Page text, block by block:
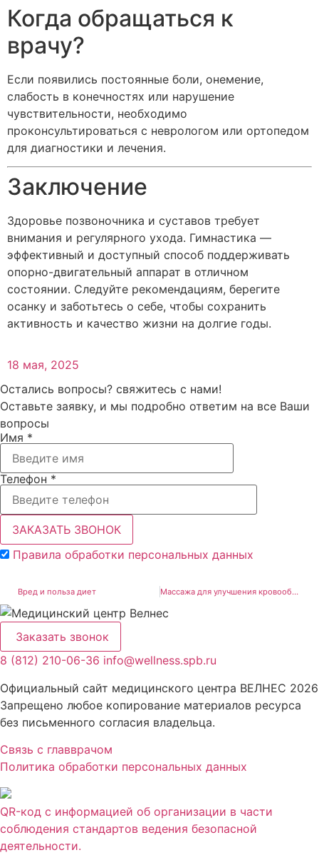
Когда обращаться к
врачу?
Если появились постоянные боли, онемение,
слабость в конечностях или нарушение
чувствительности, необходимо
проконсультироваться с неврологом или ортопедом
для диагностики и лечения.
Заключение
Здоровье позвоночника и суставов требует
внимания и регулярного ухода. Гимнастика —
эффективный и доступный способ поддерживать
опорно-двигательный аппарат в отличном
состоянии. Следуйте рекомендациям, берегите
осанку и заботьтесь о себе, чтобы сохранить
активность и качество жизни на долгие годы.
18 мая, 2025
Остались вопросы? свяжитесь с нами!
Оставьте заявку, и мы подробно ответим на все Ваши
вопросы
Имя *
Телефон *
ЗАКАЗАТЬ ЗВОНОК
Правила обработки персональных данных
Вред и польза диет Массажа для улучшения кровообращения
Заказать звонок
8 (812) 210-06-36 info@wellness.spb.ru
Официальный сайт медицинского центра ВЕЛНЕС 2026
Запрещено любое копирование материалов ресурса
без письменного согласия владельца.
Связь с главврачом
Политика обработки персональных данных
QR-код с информацией об организации в части
соблюдения стандартов ведения безопасной
деятельности.